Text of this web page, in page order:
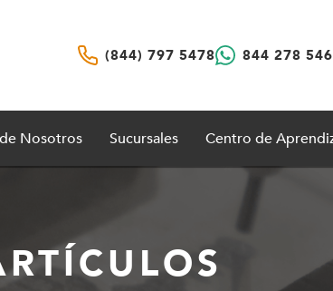
(844) 797 5478 844 278
Nosotros Sucursales Centro de